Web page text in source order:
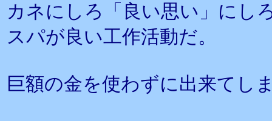
カネにしろ「良い思い」にし
スパが良い工作活動だ。
巨額の金を使わずに出来てし